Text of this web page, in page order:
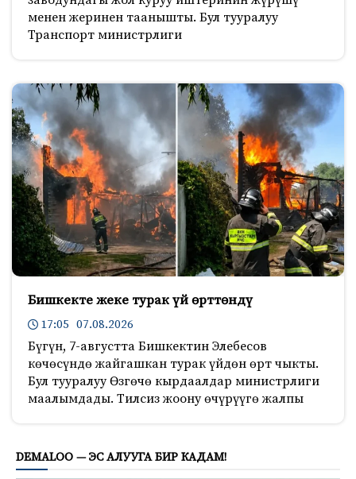
менен жеринен таанышты. Бул тууралуу
Транспорт министрлиги
Бишкекте жеке турак үй өрттөндү
17:05 07.08.2026
Бүгүн, 7-августта Бишкектин Элебесов
көчөсүндө жайгашкан турак үйдөн өрт чыкты.
Бул тууралуу Өзгөчө кырдаалдар министрлиги
маалымдады. Тилсиз жоону өчүрүүгө жалпы
DEMALOO — ЭС АЛУУГА БИР КАДАМ!